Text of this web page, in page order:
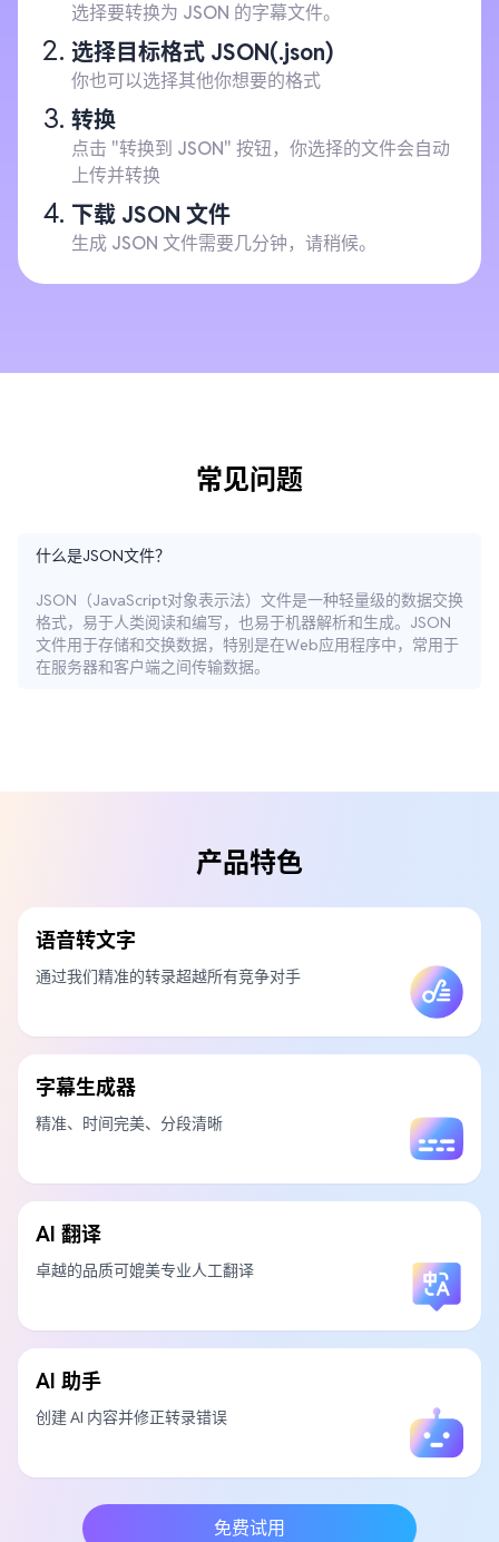
选择要转换为 JSON 的字幕文件。
选择目标格式 JSON(.json)
你也可以选择其他你想要的格式
转换
点击 "转换到 JSON" 按钮，你选择的文件会自动
上传并转换
下载 JSON 文件
生成 JSON 文件需要几分钟，请稍候。
常见问题
什么是JSON文件？
JSON（JavaScript对象表示法）文件是一种轻量级的数据交换
格式，易于人类阅读和编写，也易于机器解析和生成。JSON
文件用于存储和交换数据，特别是在Web应用程序中，常用于
在服务器和客户端之间传输数据。
产品特色
语音转文字
通过我们精准的转录超越所有竞争对手
字幕生成器
精准、时间完美、分段清晰
AI 翻译
卓越的品质可媲美专业人工翻译
AI 助手
创建 AI 内容并修正转录错误
免费试用